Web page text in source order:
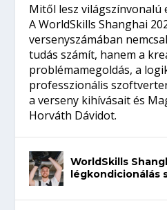
Mitől lesz világszínvonalú
A WorldSkills Shanghai
versenyszámában
tudás számít, hanem a
problémamegoldás, a
professzionális
a verseny kihívásait és
Horváth Dávidot.
WorldSkills
légkondicionálás